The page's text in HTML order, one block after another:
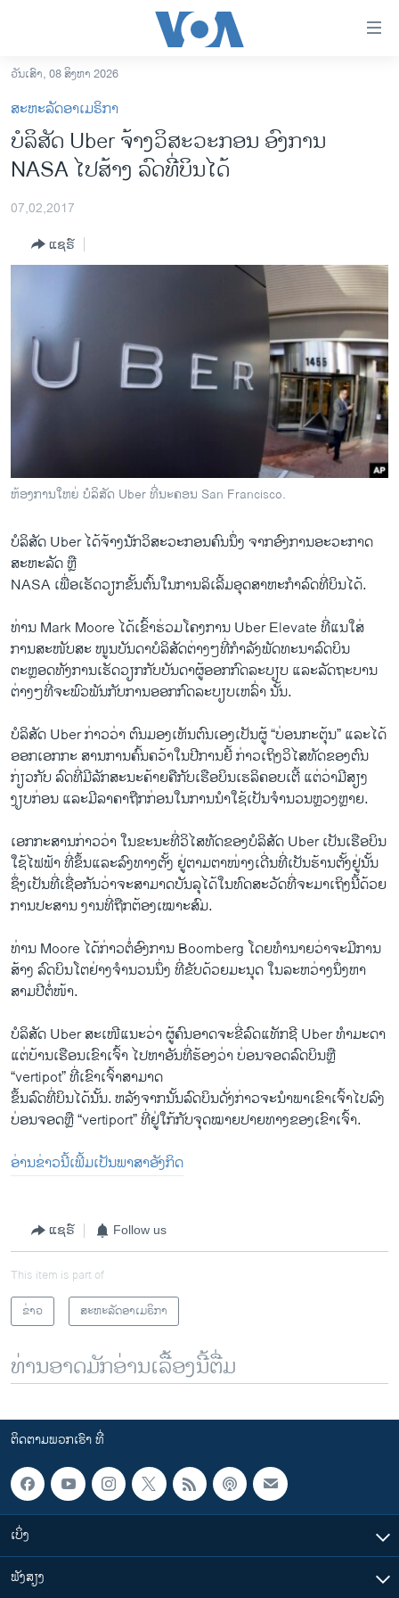
ເຂົ້າ
ຫາ
ຂ້າມ
ຂ້າມ
ຫາ
ລາວ
ອາເມຣິກາ
ຂ່າວ​ຈີນ
ໂລກ
ຊີວິດຊາວລາວ
ຊຸມຊົນຊາວລາວ
ພາສາອັງກິດ
ສຽງ
ລາຍການກະຈາຍສຽງ
ຕິດຕາມພວກເຮົາ ທີ່
ພາສາຕ່າງໆ
ວັນເສົາ, 08 ສິງຫາ 2026
ສະຫະລັດອາເມຣິກາ
ບໍລິສັດ Uber ຈ້າງວິສະວະກອນ ອົງການ
NASA ໄປສ້າງ ລົດທີ່ບິນໄດ້
07,02,2017
ແຊຣ໌
ຫ້ອງການໃຫຍ່ ບໍລິສັດ Uber ທີ່ນະຄອນ San Francisco.
ບໍລິສັດ Uber ​ໄດ້​ຈ້າງ​ນັກວິ​ສະວະ​ກອນ​ຄົນ​ນຶ່ງ ຈາກ​ອົງການ​ອະວະກາດ
ສະຫະລັດ​ ຫຼື
NASA ​ເພື່ອ​ເຮັດ​ວຽກ​ຂັ້ນ​ຕົ້ນ​ໃນ​ການ​ລິ​ເລີ້ມ​ອຸດສາຫະກຳ​ລົດ​ທີ່​ບິນ​ໄດ້.
ທ່ານ Mark Moore ​ໄດ້ເຂົ້າຮ່ວມ​ໂຄງການ Uber Elevate ທີ່​ແ​ນ​ໃສ່​
ການ​ສະໜັບ​ສະ ໜູນ​ບັນດາ​ບໍລິສັດ​ຕ່າງໆທີ່​ກຳລັງ​ພັດ​ທະນາລົດ​ບິນ
ຕະຫຼອດທັງ​ການ​ເຮັດ​ວຽກກັບ​ບັນດາ​ຜູ້​ອອກກົດລະບຽບ​ ​ແລະ​ລັດຖະບານ​
ຕ່າງໆ​ທີ່​ຈະພົວພັນ​ກັບ​ການ​ອອກ​ກົດ​ລະບຽບ​ເຫລົ່າ ນັ້ນ.
ບໍລິສັດ Uber ກ່າວ​ວ່າ ​ຕົນ​ມອງ​ເຫັນ​ຕົນ​ເອງ​ເປັນ​ຜູ້ “ບ່ອນ​ກະຕຸ້ນ” ​ແລະ​ໄດ້
ອອກເອກ​ກະ ສາ​ນການ​ຄົ້ນຄວ້າ​ໃນປີ​ການ​ຍີ້ ກ່າວ​ເຖິງ​ວິ​ໄສ​ທັດ​ຂອງ​ຕົນ​
ກ່ຽວ​ກັບ ລົດ​ທີ່​ມີ​ລັກສະນະ​ຄ້າຍ​ຄື​ກັບ​ເຮືອບິນ​ເຮ​ລິ​ຄອບ​ເຕີ້ ​ແຕ່​ວ່າ​ມີ​ສຽງ
ງຽບ​ກ່ອນ ​ແລະ​ມີລາຄາຖືກ​ກ່ອນ​ໃນ​ການ​ນຳ​ໃຊ້​ເປັນ​ຈຳນວນ​ຫຼວງຫຼາຍ.
​ເອກ​ກະສາ​ນກ່າວ​ວ່າ ​ໃນ​ຂະນະ​ທີ່ວິ​ໄສ​ທັດຂອງ​ບໍລິສັດ Uber ​ເປັນ​ເຮືອບິນ​
ໃຊ້ໄຟຟ້າ​ ທີ່​ຂຶ້ນ​ແລະ​ລົງ​ທາງ​ຕັ້ງ ຢູ່​ຕາມ​ຕາໜ່າງເດີ່ນທີ່​ເປັນຮ້ານຕັ້ງ​ຢູ່ນັ້ນ ​
ຊຶ່ງເປັນ​ທີ່ເຊື່ອ​ກັນວ່າ​ຈະ​ສາມາດ​ບັນລຸ​ໄດ້​ໃນ​ທົດ​ສະ​ວັດ​ທີ່​ຈະ​ມາ​ເຖິງ​ນີ້​ດ້ວຍ​
ການ​ປະສານ​ ງານ​ທີ່​ຖືກຕ້ອງ​ເໝາະ​ສົມ.
ທ່ານ Moore ​ໄດ້​ກ່າວ​ຕໍ່​ອົງການ Boomberg ​ໂດຍທຳນາຍວ່າ​ຈະ​ມີ​ການ​
ສ້າງ ລົດ​ບິນ​ໂຕ​ຢ່າງຈຳນວນ​ນຶ່ງ ທີ່​ຂັບດ້ວຍມະນຸດ ​ໃນ​ລະຫວ່າງ​ນຶ່ງ​ຫາ
ສາມ​ປີຕໍ່ໜ້າ.
ບໍລິສັດ Uber ສະ​ເໜີແນະວ່າ ຜູ້​ຄົນ​ອາດ​ຈະ​ຂີ່​ລົດແທັກ​ຊີ Uber ທຳ​ມະ​ດາ
​ແຕ່​ບ້ານ​ເຮືອນ​ເຂົາ​ເຈົ້າ ​ໄປ​ຫາອັນ​ທີ່​ຮ້ອງ​ວ່າ ບ່ອນ​ຈອດ​ລົດ​ບິນ​ຫຼື
“vertipot” ທີ່​ເຂົາ​ເຈົ້າ​ສາມາດ​
ຂຶ້ນ​ລົດ​ທີ່​ບິນ​ໄດ້ນັ້ນ. ຫລັງ​ຈາກ​ນັ້ນລົດ​ບິນ​ດັ່ງກ່າວ​ຈະ​ນຳພາ​ເຂົາ​ເຈົ້າ​ໄປ​ລົ​ງ​
ບ່ອນຈອດ​ຫຼື “vertiport” ທີ່​ຢູ່​ໃກ້ກັບ​ຈຸດໝາຍ​ປາຍທາງ​ຂອງ​ເຂົາ​ເຈົ້າ.
ອ່ານຂ່າວນີ້ເພີ້ມເປັນພາສາອັງກິດ
ແຊຣ໌ Follow us
This item is part of
ຂ່າວ
ສະຫະລັດອາເມຣິກາ
ທ່ານອາດມັກອ່ານເລື້ອງນີ້ຕື່ມ
ຕິດຕາມພວກເຮົາ ທີ່
ເບິ່ງ
ຟັງສຽງ